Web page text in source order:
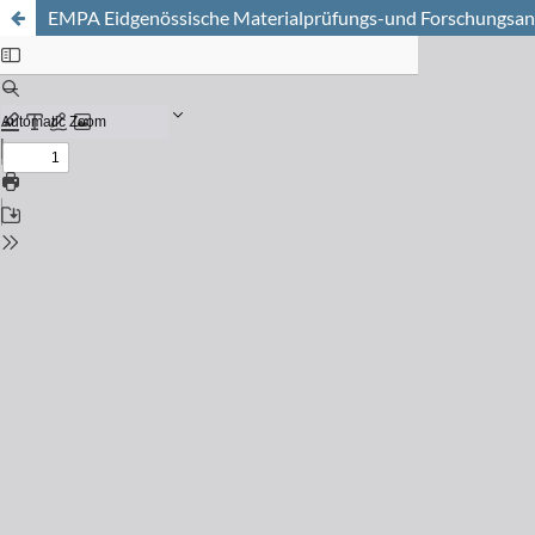
EMPA Eidgenössische Materialprüfungs-und